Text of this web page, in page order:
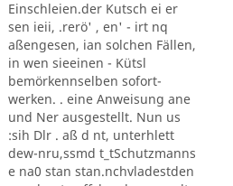
Einschleien.der Kutsch ei er
sen ieii, .rerö' , en' - irt nq
aßengesen, ian solchen Fällen,
in wen sieeinen - Kütsl
bemörkennselben sofort-
werken. . eine Anweisung ane
und Ner ausgestellt. Nun us
:sih Dlr . aß d nt, unterhlett
dew-nru,ssmd t_tSchutzmanns
e na0 stan stan.nchvladestden